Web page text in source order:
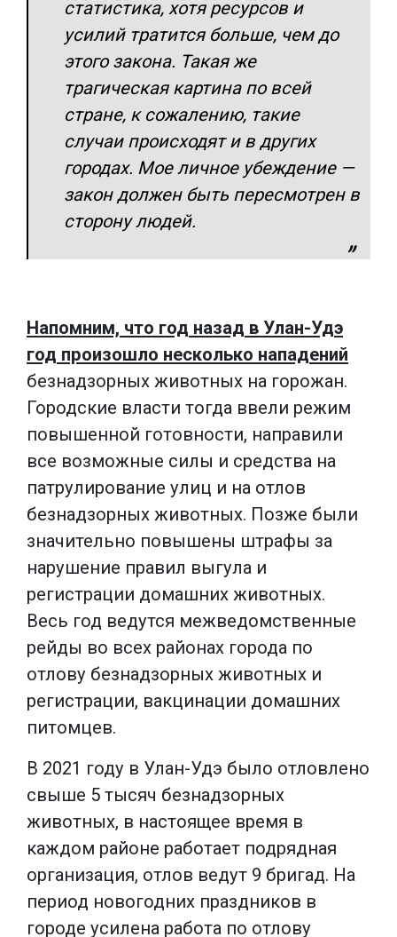
статистика, хотя ресурсов и
усилий тратится больше, чем до
этого закона. Такая же
трагическая картина по всей
стране, к сожалению, такие
случаи происходят и в других
городах. Мое личное убеждение —
закон должен быть пересмотрен в
сторону людей.
Напомним, что год назад в Улан-Удэ
год произошло несколько нападений
безнадзорных животных на горожан.
Городские власти тогда ввели режим
повышенной готовности, направили
все возможные силы и средства на
патрулирование улиц и на отлов
безнадзорных животных. Позже были
значительно повышены штрафы за
нарушение правил выгула и
регистрации домашних животных.
Весь год ведутся межведомственные
рейды во всех районах города по
отлову безнадзорных животных и
регистрации, вакцинации домашних
питомцев.
В 2021 году в Улан-Удэ было отловлено
свыше 5 тысяч безнадзорных
животных, в настоящее время в
каждом районе работает подрядная
организация, отлов ведут 9 бригад. На
период новогодних праздников в
городе усилена работа по отлову